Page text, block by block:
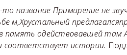
то название Примирение не
м,Хрустальный
память одействовавшей там
соответствует истории.